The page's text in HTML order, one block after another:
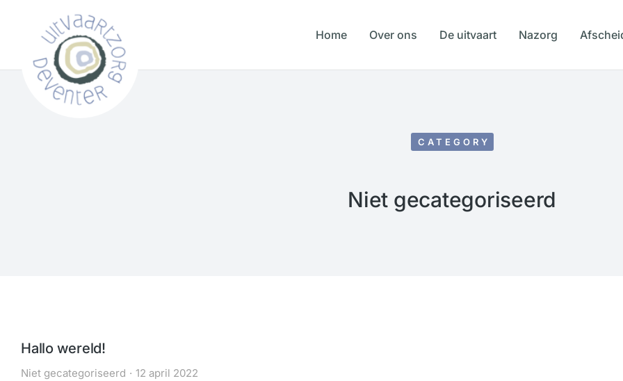
Home Over ons De uitvaart Nazorg
CATEGORY
Niet gecategoriseerd
Hallo wereld!
Niet gecategoriseerd 12 april 2022